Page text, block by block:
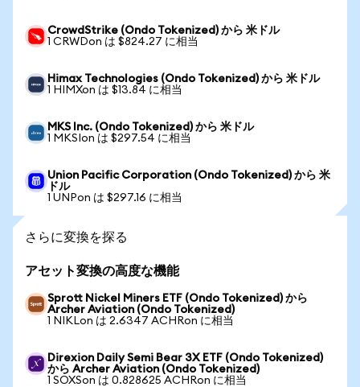
CrowdStrike (Ondo Tokenized) から 米ドル
1 CRWDon は $824.27 に相当
Himax Technologies (Ondo Tokenized) から 米ドル
1 HIMXon は $13.84 に相当
MKS Inc. (Ondo Tokenized) から 米ドル
1 MKSIon は $297.54 に相当
Union Pacific Corporation (Ondo Tokenized) から 米
ドル
1 UNPon は $297.16 に相当
さらに変換を探る
アセット変換の高度な機能
Sprott Nickel Miners ETF (Ondo Tokenized) から
Archer Aviation (Ondo Tokenized)
1 NIKLon は 2.6347 ACHRon に相当
Direxion Daily Semi Bear 3X ETF (Ondo Tokenized)
から Archer Aviation (Ondo Tokenized)
1 SOXSon は 0.828625 ACHRon に相当